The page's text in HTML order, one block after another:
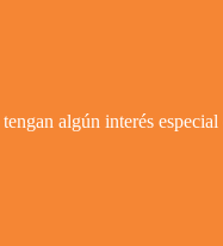
algún interés